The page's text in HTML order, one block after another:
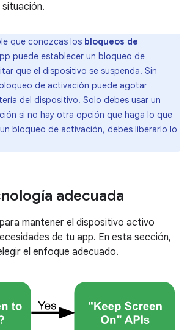
que conozcas los bloqueos de
puede establecer un bloqueo de
que el dispositivo se suspenda. Sin
de activación puede agotar
del dispositivo. Solo debes usar un
si no hay otra opción que haga lo que
bloqueo de activación, debes liberarlo lo
adecuada
mantener el dispositivo activo
de tu app. En esta sección,
el enfoque adecuado.